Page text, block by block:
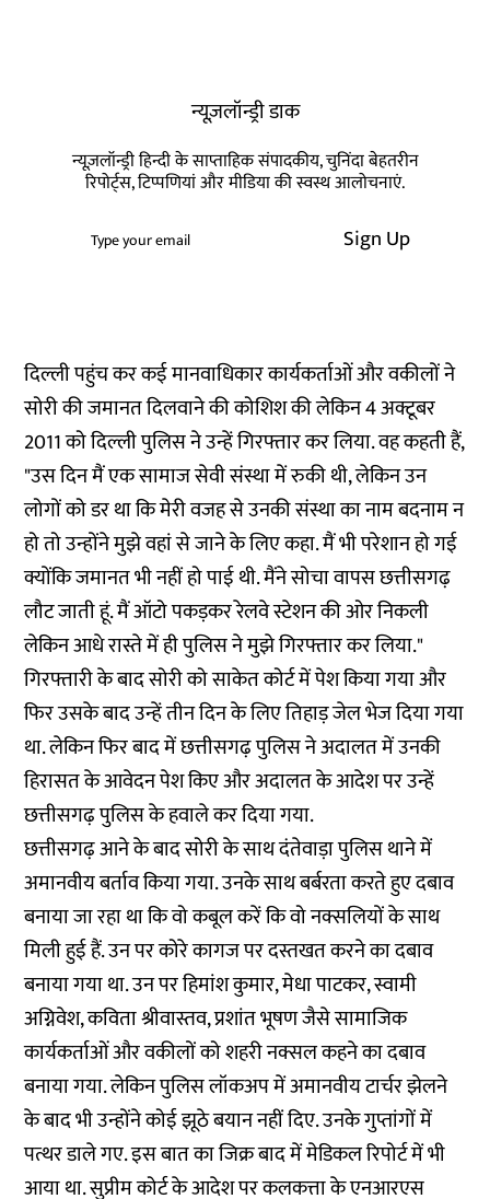
न्यूज़लॉन्ड्री डाक
न्यूज़लॉन्ड्री हिन्दी के साप्ताहिक संपादकीय, चुनिंदा बेहतरीन
रिपोर्ट्स, टिप्पणियां और मीडिया की स्वस्थ आलोचनाएं.
Sign Up
दिल्ली पहुंच कर कई मानवाधिकार कार्यकर्ताओं और वकीलों ने
सोरी की जमानत दिलवाने की कोशिश की लेकिन 4 अक्टूबर
2011 को दिल्ली पुलिस ने उन्हें गिरफ्तार कर लिया. वह कहती हैं,
"उस दिन मैं एक सामाज सेवी संस्था में रुकी थी, लेकिन उन
लोगों को डर था कि मेरी वजह से उनकी संस्था का नाम बदनाम न
हो तो उन्होंने मुझे वहां से जाने के लिए कहा. मैं भी परेशान हो गई
क्योंकि जमानत भी नहीं हो पाई थी. मैंने सोचा वापस छत्तीसगढ़
लौट जाती हूं. मैं ऑटो पकड़कर रेलवे स्टेशन की ओर निकली
लेकिन आधे रास्ते में ही पुलिस ने मुझे गिरफ्तार कर लिया."
गिरफ्तारी के बाद सोरी को साकेत कोर्ट में पेश किया गया और
फिर उसके बाद उन्हें तीन दिन के लिए तिहाड़ जेल भेज दिया गया
था. लेकिन फिर बाद में छत्तीसगढ़ पुलिस ने अदालत में उनकी
हिरासत के आवेदन पेश किए और अदालत के आदेश पर उन्हें
छत्तीसगढ़ पुलिस के हवाले कर दिया गया.
छत्तीसगढ़ आने के बाद सोरी के साथ दंतेवाड़ा पुलिस थाने में
अमानवीय बर्ताव किया गया. उनके साथ बर्बरता करते हुए दबाव
बनाया जा रहा था कि वो कबूल करें कि वो नक्सलियों के साथ
मिली हुई हैं. उन पर कोरे कागज पर दस्तखत करने का दबाव
बनाया गया था. उन पर हिमांश कुमार, मेधा पाटकर, स्वामी
अग्निवेश, कविता श्रीवास्तव, प्रशांत भूषण जैसे सामाजिक
कार्यकर्ताओं और वकीलों को शहरी नक्सल कहने का दबाव
बनाया गया. लेकिन पुलिस लॉकअप में अमानवीय टार्चर झेलने
के बाद भी उन्होंने कोई झूठे बयान नहीं दिए. उनके गुप्तांगों में
पत्थर डाले गए. इस बात का जिक्र बाद में मेडिकल रिपोर्ट में भी
आया था. सुप्रीम कोर्ट के आदेश पर कलकत्ता के एनआरएस